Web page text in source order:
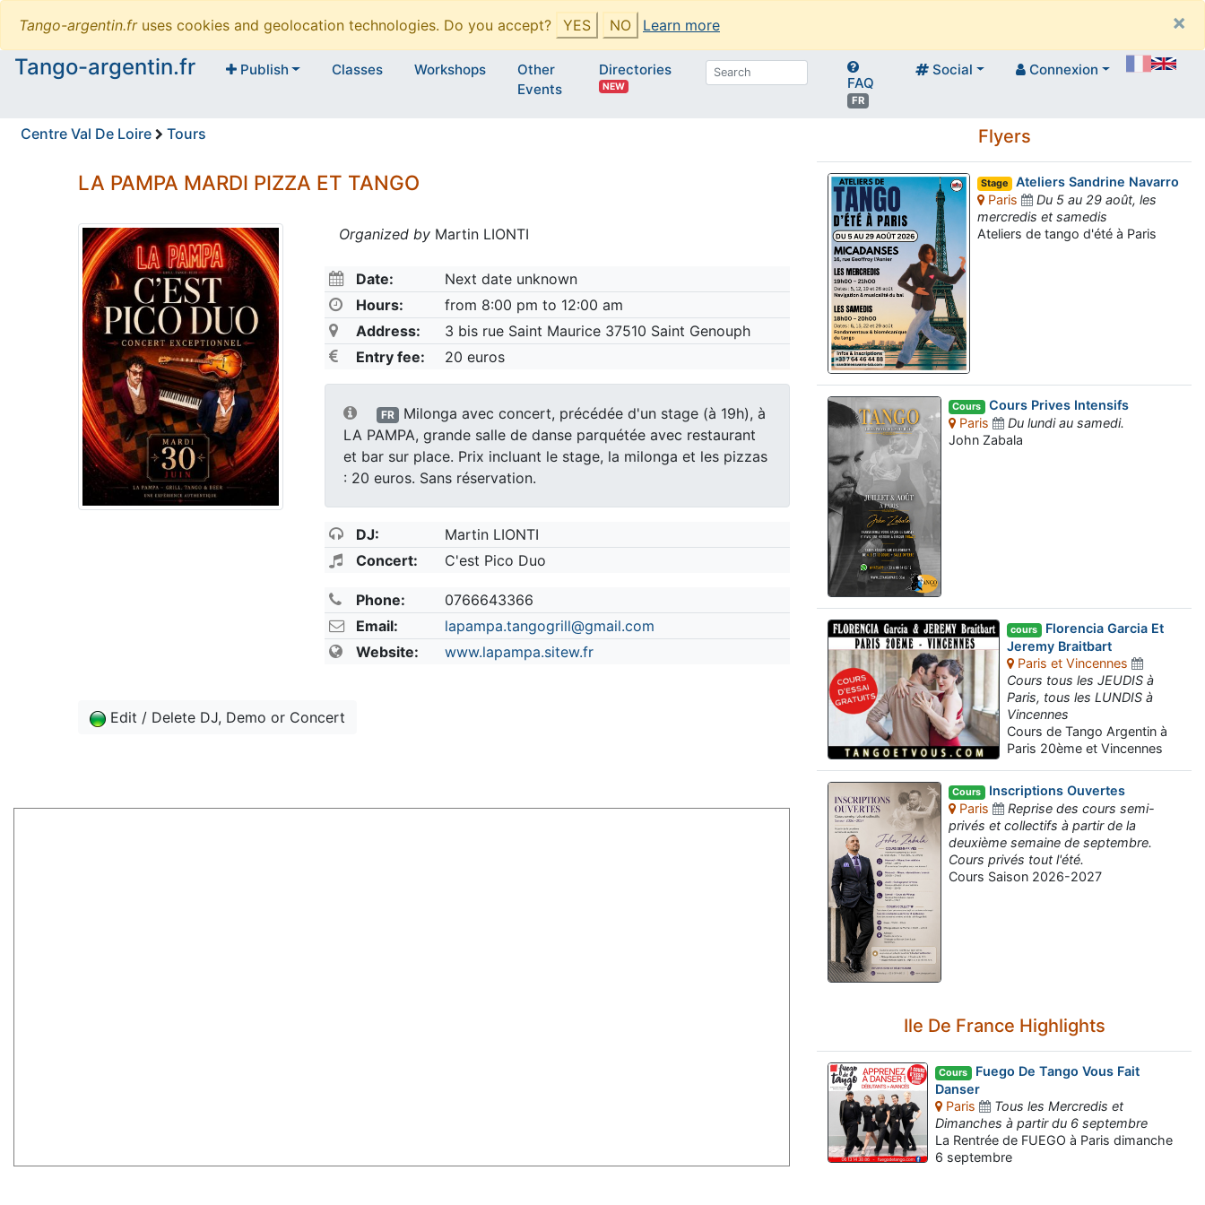
Tango-argentin.fruses cookies and geolocation technologies. Do you accept? YES NO Learn more
×
Tango-argentin.fr
Publish Classes Workshops
Other
Events
Directories
NEW FAQ
FR
Social Connexion
Centre Val De Loire Tours
LA PAMPA MARDI PIZZA ET TANGO
Organized byMartin LIONTI
Date:
Next date unknown
Hours:
from 8:00 pm to 12:00 am
Address:
3 bis rue Saint Maurice 37510 Saint Genouph
Entry fee:
20 euros
FR
Milonga avec concert, précédée d'un stage (à 19h), à
LA PAMPA, grande salle de danse parquétée avec restaurant
et bar sur place. Prix incluant le stage, la milonga et les pizzas
: 20 euros. Sans réservation.
DJ:
Martin LIONTI
Concert:
C'est Pico Duo
Phone:
0766643366
Email:
lapampa.tangogrill@gmail.com
Website:
www.lapampa.sitew.fr
Edit / Delete DJ, Demo or Concert
Flyers
Stage Ateliers Sandrine Navarro
Paris
Du 5 au 29 août, les
mercredis et samedis
Ateliers de tango d'été à Paris
Cours Cours Prives Intensifs
Paris
Du lundi au samedi.
John Zabala
cours Florencia Garcia Et
Jeremy Braitbart
Paris et Vincennes
Cours tous les JEUDIS à
Paris, tous les LUNDIS à
Vincennes
Cours de Tango Argentin à
Paris 20ème et Vincennes
Cours Inscriptions Ouvertes
Paris
Reprise des cours semi-
privés et collectifs à partir de la
deuxième semaine de septembre.
Cours privés tout l'été.
Cours Saison 2026-2027
Ile De France Highlights
Cours Fuego De Tango Vous Fait
Danser
Paris
Tous les Mercredis et
Dimanches à partir du 6 septembre
La Rentrée de FUEGO à Paris dimanche
6 septembre
Assistant tango-argentin.fr
Questions sur les milongas, cours et stages